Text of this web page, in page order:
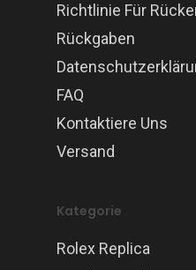
Richtlinie Für
Rückgaben
FAQ
Kontaktiere Uns
Versand
Kategorie
Rolex Replica